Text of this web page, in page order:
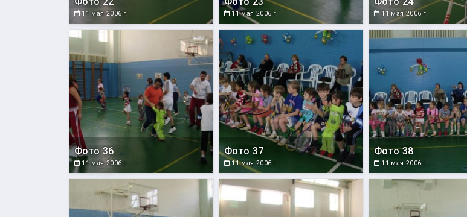
11 мая 2006 г. 11 мая 2006 г. 11 мая 2006 г.
Фото 36
11 мая 2006 г.
Фото 37
11 мая 2006 г.
Фото 38
11 мая 2006 г.